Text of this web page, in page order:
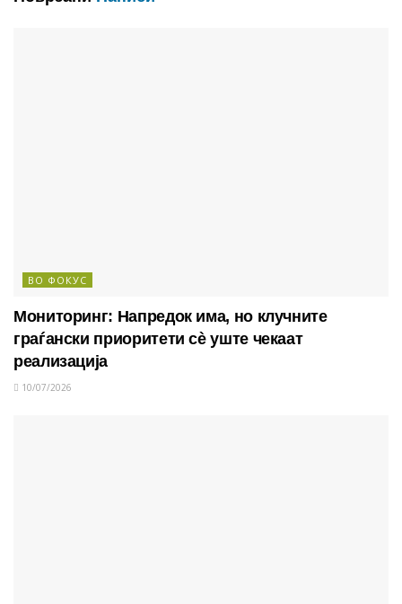
ВО ФОКУС
Мониторинг: Напредок има, но клучните
граѓански приоритети сè уште чекаат
реализација
10/07/2026